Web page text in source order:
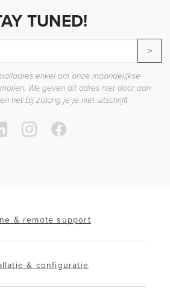
TUNED!
>
enkel om onze maandelijkse
We geven dit adres niet door aan
het bij zolang je je niet uitschrijft.
& remote support
& configuratie